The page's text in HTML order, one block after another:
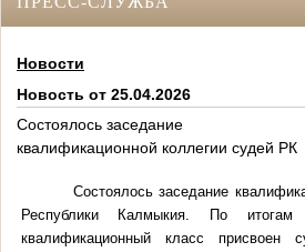
Новости
Новость от 25.04.2026
Состоялось заседание
квалификационной коллегии судей РК
Состоялось заседание
Республики Калмыкия. По итогам
квалификационный класс присвоен